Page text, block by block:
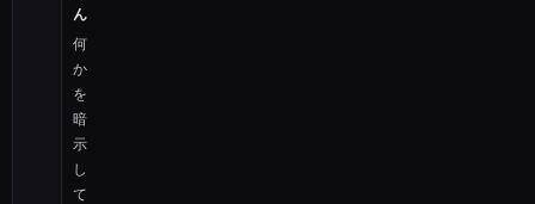
ん
何
か
を
暗
示
し
て